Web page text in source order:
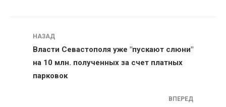
Навигация
НАЗАД
Власти Севастополя уже "пускают слюни"
на 10 млн. полученных за счет платных
парковок
ВПЕРЕД